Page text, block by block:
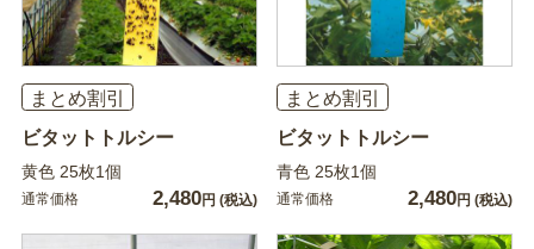
まとめ割引
ビタットトルシー
黄色 25枚1個
通常価格 2,480円 (税込)
まとめ割引
ビタットトルシー
青色 25枚1個
通常価格 2,480円 (税込)